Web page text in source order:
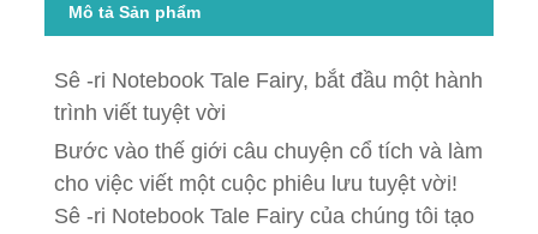
Mô tả Sản phẩm
Sê -ri Notebook Tale Fairy, bắt đầu một hành
trình viết tuyệt vời
Bước vào thế giới câu chuyện cổ tích và làm
cho việc viết một cuộc phiêu lưu tuyệt vời!
Sê -ri Notebook Tale Fairy của chúng tôi tạo